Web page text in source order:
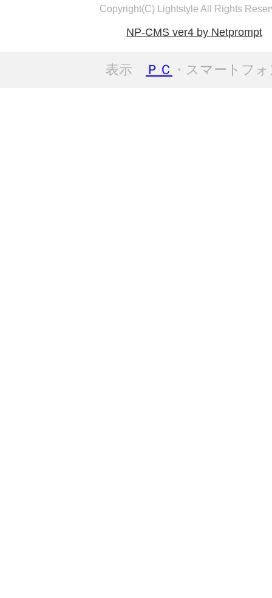
Copyright(C) Lightstyle All Rights
NP-CMS ver4 by Netprompt
表示 ＰＣ ・スマートフ